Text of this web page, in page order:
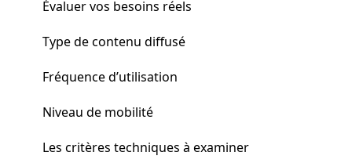
Évaluer vos besoins réels
Type de contenu diffusé
Fréquence d’utilisation
Niveau de mobilité
Les critères techniques à examiner